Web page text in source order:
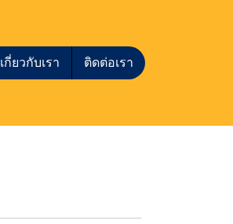
เกี่ยวกับเรา ติดต่อเรา